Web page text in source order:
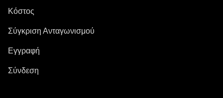
Κόστος
Σύγκριση Ανταγωνισμού
Εγγραφή
Σύνδεση